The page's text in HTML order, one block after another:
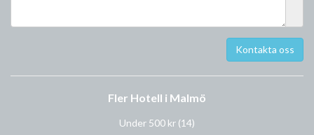
Fler Hotell i Malmö
Under 500 kr (14)